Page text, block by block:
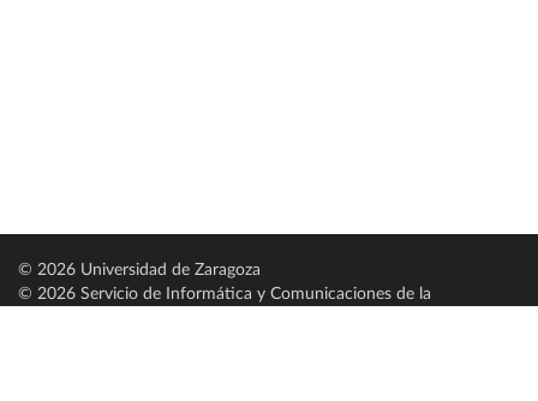
© 2026 Universidad de Zaragoza
© 2026 Servicio de Informática y Comunicaciones de la